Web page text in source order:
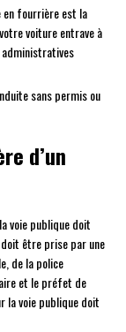
en fourrière est la
voiture entrave à
sans permis ou
d’un
voie publique doit
être prise par une
de la police
et le préfet de
la voie publique doit